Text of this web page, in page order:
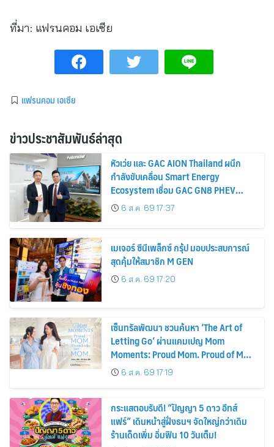
ที่มา: แฟรนคอม เอเซีย
แฟรนคอม เอเซีย
ข่าวประชาสัมพันธ์ล่าสุด
หัวเว่ย และ GAC AION Thailand ผนึก
กำลังขับเคลื่อน Smart Energy
Ecosystem เชื่อม GAC GN8 PHEV
รถยนต์ MPV ระดับพรีเมียม เข้ากับ
พลังงานแสงอาทิตย์ภายในบ้าน
6 ส.ค. 69 17:37
เมเจอร์ ซีนีเพล็กซ์ กรุ้ป มอบประสบการณ์
สุดคุ้มให้สมาชิก M GEN
6 ส.ค. 69 17:20
เซ็นทรัลพัฒนา ชวนค้นหา ‘The Art of
Letting Go’ ผ่านแคมเปญ Mom
Moments: Proud Mom. Proud of My
Mom.6 ส.ค. 69 17:19
กระแสตอบรับดี! “ปัญญา 5 ดาว อีทส์
แฟร์” เดินหน้าสู่ฝั่งธนฯ จัดใหญ่กว่าเดิม
ร้านเด็ดเพิ่ม อิ่มฟิน 10 วันเต็ม!